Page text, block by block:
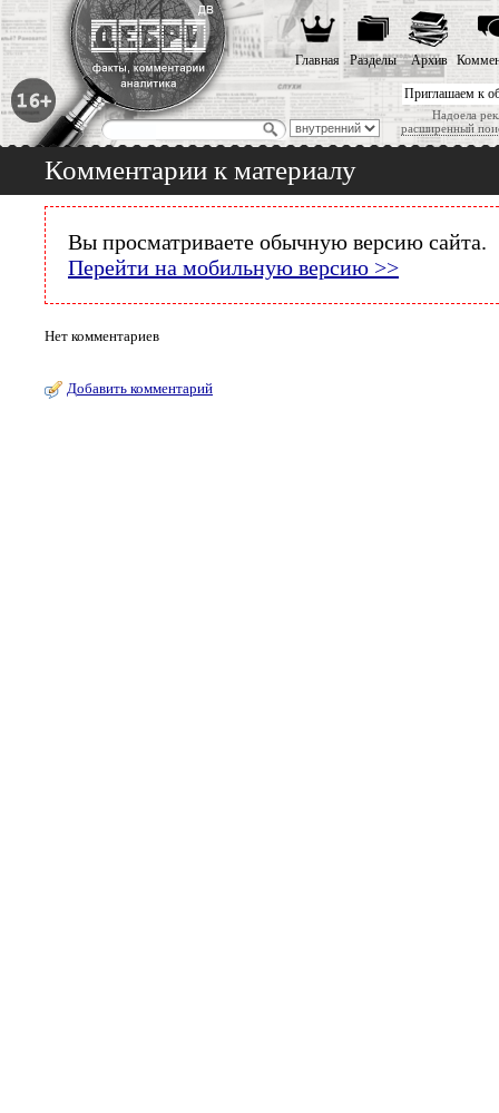
Приглашаем к
Надоела
расширенный
Главная Разделы Архив
Комментарии к материалу
Вы просматриваете обычную версию сайта.
Перейти на мобильную версию >>
Нет комментариев
Добавить комментарий